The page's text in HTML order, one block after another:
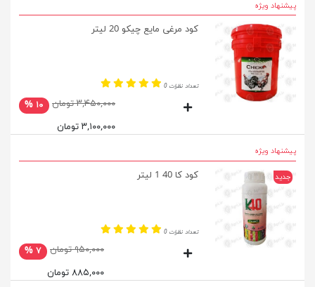
پیشنهاد ویژه
کود مرغی مایع چیکو 20 لیتر
تعداد نظرات 0
۳,۴۵۰,۰۰۰ تومان
۱۰ %
۳,۱۰۰,۰۰۰ تومان
پیشنهاد ویژه
جدید کود کا 40 1 لیتر
تعداد نظرات 0
۹۵۰,۰۰۰ تومان
۷ %
۸۸۵,۰۰۰ تومان